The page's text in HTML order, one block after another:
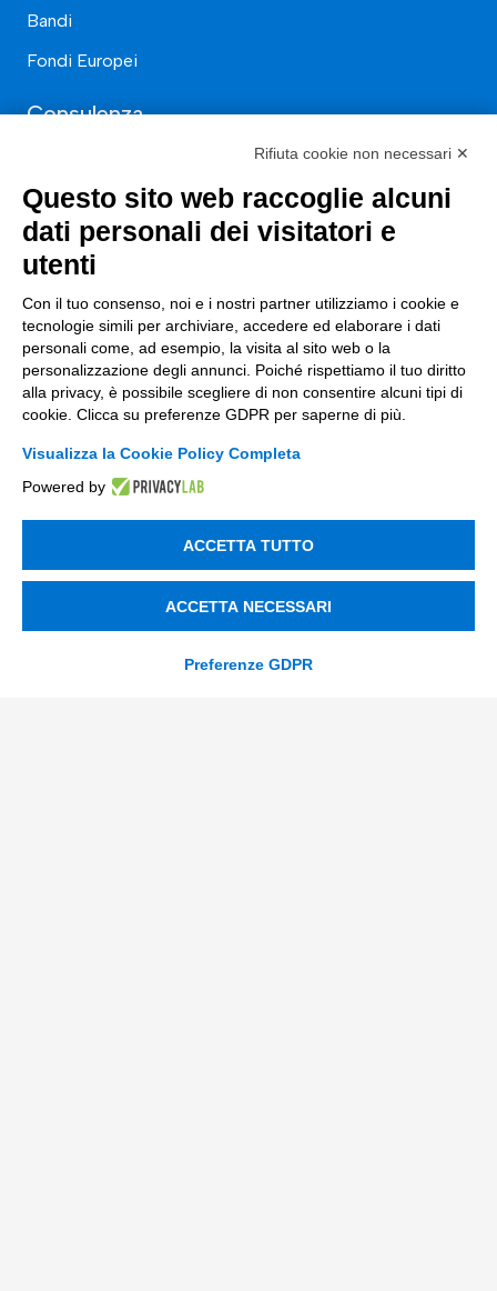
Bandi
Fondi Europei
Consulenza
Finanza
Nuovi Mercati
Digital Marketing
Data & BI
Trasformazione Digitale
Compliance Normativa Integrata
Soluzioni Digitali
Soluzioni Custom
Rifiuta cookie non necessari ✕
Questo sito web raccoglie alcuni
dati personali dei visitatori e
utenti
Con il tuo consenso, noi e i nostri partner utilizziamo i cookie e
tecnologie simili per archiviare, accedere ed elaborare i dati
personali come, ad esempio, la visita al sito web o la
personalizzazione degli annunci. Poiché rispettiamo il tuo diritto
alla privacy, è possibile scegliere di non consentire alcuni tipi di
cookie. Clicca su preferenze GDPR per saperne di più.
Visualizza la Cookie Policy Completa
Powered by
ACCETTA TUTTO
ACCETTA NECESSARI
Preferenze GDPR